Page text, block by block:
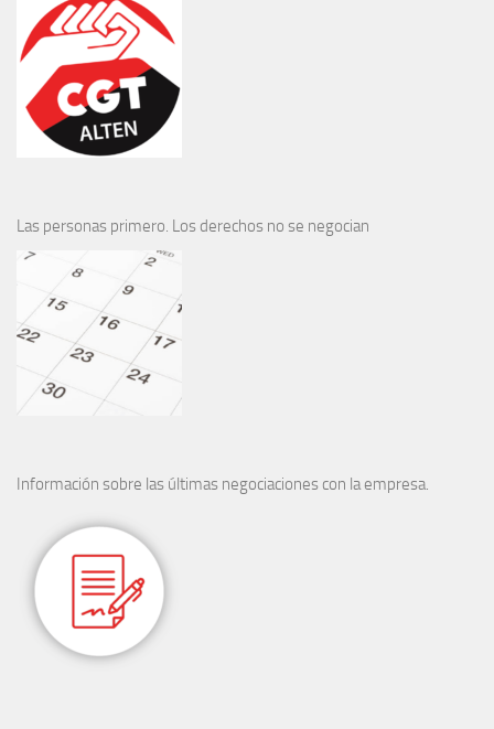
Las personas primero. Los derechos no se negocian
Información sobre las últimas negociaciones con la empresa.